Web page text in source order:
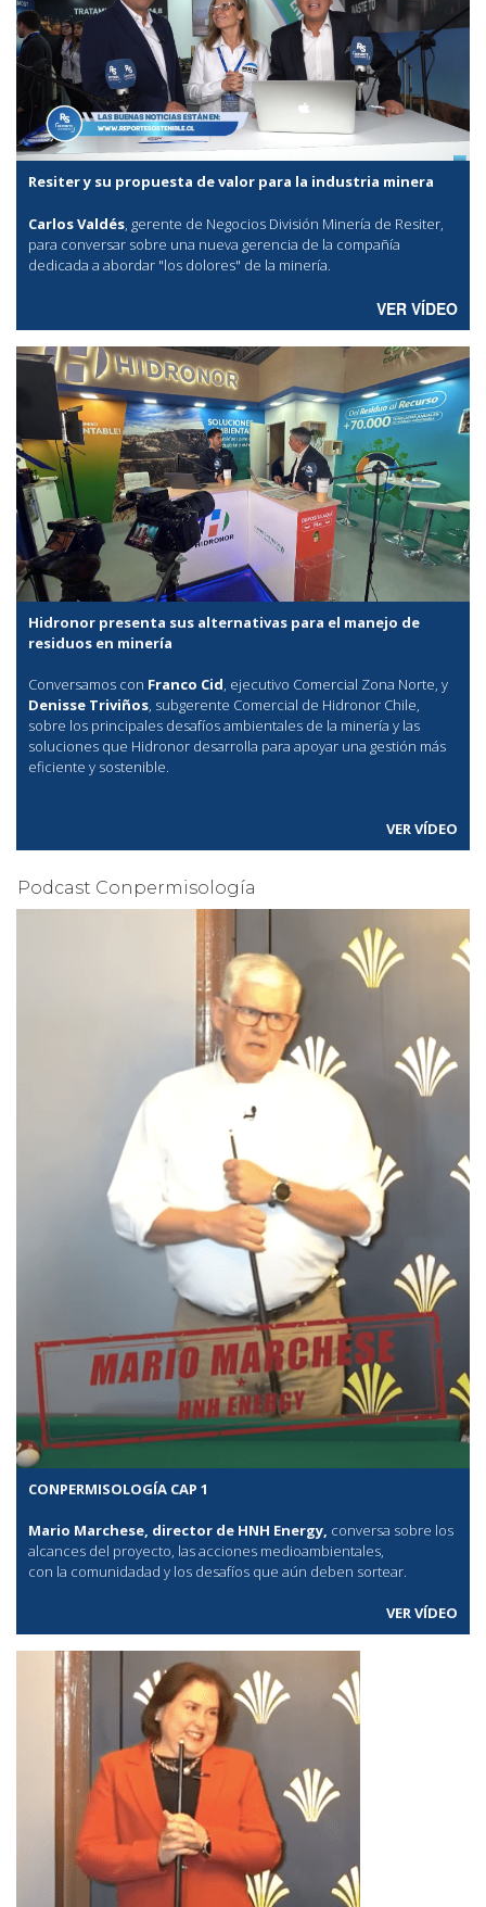
Resiter y su propuesta de valor para la industria minera
Carlos Valdés, gerente de Negocios División Minería de Resiter,
para conversar sobre una nueva gerencia de la compañía
dedicada a abordar "los dolores" de la minería.
VER VÍDEO
Hidronor presenta sus alternativas para el manejo de
residuos en minería
Conversamos con Franco Cid, ejecutivo Comercial Zona Norte, y
Denisse Triviños, subgerente Comercial de Hidronor Chile,
sobre los principales desafíos ambientales de la minería y las
soluciones que Hidronor desarrolla para apoyar una gestión más
eficiente y sostenible.
VER VÍDEO
Podcast Conpermisología
CONPERMISOLOGÍA CAP 1
Mario Marchese, director de HNH Energy, conversa sobre los
alcances del proyecto, las acciones medioambientales,
con la comunidadad y los desafíos que aún deben sortear.
VER VÍDEO